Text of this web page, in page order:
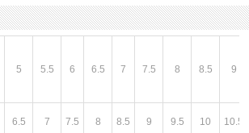
性别：中性
5 5.5 6 6.5 7 7.5 8 8.5 9
6.5 7 7.5 8 8.5 9 9.5 10 10.5